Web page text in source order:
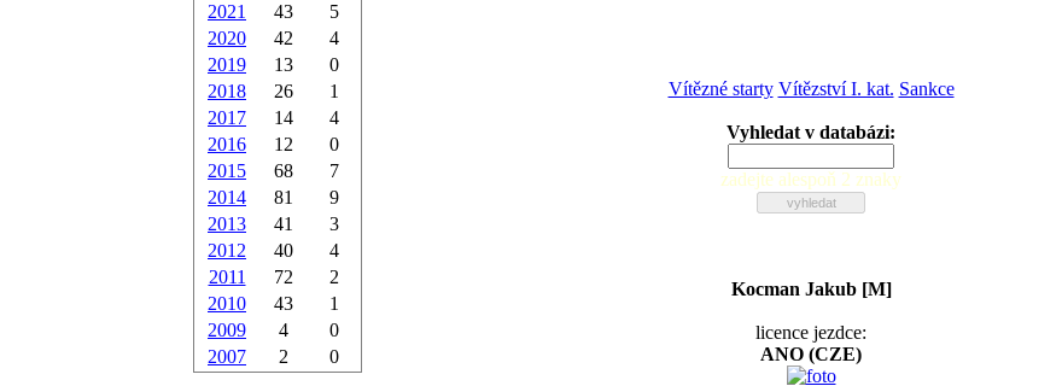
2021
43
5
2020
42
4
2019
13
0
2018
26
1
2017
14
4
2016
12
0
2015
68
7
2014
81
9
2013
41
3
2012
40
4
2011
72
2
2010
43
1
2009
4
0
2007
2 0
Vítězné starty Vítězství I. kat. Sankce
Vyhledat v databázi:
zadejte alespoň 2 znaky
Kocman Jakub [M]
licence jezdce:
ANO (CZE)